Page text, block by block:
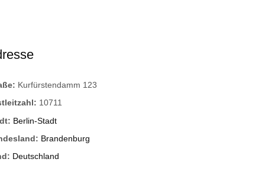
Kurfürstendamm 123
10711
Berlin-Stadt
Brandenburg
Deutschland